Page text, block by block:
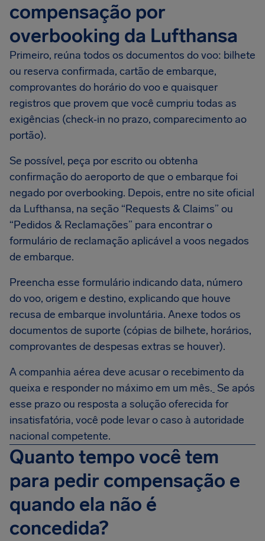
compensação por
overbooking da Lufthansa
Primeiro, reúna todos os documentos do voo: bilhete
ou reserva confirmada, cartão de embarque,
comprovantes do horário do voo e quaisquer
registros que provem que você cumpriu todas as
exigências (check‑in no prazo, comparecimento ao
portão).
Se possível, peça por escrito ou obtenha
confirmação do aeroporto de que o embarque foi
negado por overbooking. Depois, entre no site oficial
da Lufthansa, na seção “Requests & Claims” ou
“Pedidos & Reclamações” para encontrar o
formulário de reclamação aplicável a voos negados
de embarque.
Preencha esse formulário indicando data, número
do voo, origem e destino, explicando que houve
recusa de embarque involuntária. Anexe todos os
documentos de suporte (cópias de bilhete, horários,
comprovantes de despesas extras se houver).
A companhia aérea deve acusar o recebimento da
queixa e responder no máximo em um mês. Se após
esse prazo ou resposta a solução oferecida for
insatisfatória, você pode levar o caso à autoridade
nacional competente.
Quanto tempo você tem
para pedir compensação e
quando ela não é
concedida?